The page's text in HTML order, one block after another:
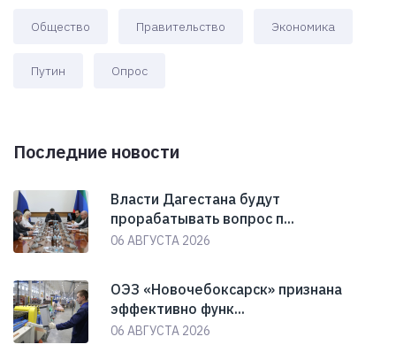
Общество Правительство Экономика
Путин Опрос
Последние новости
Власти Дагестана будут
прорабатывать вопрос п...
06 АВГУСТА 2026
ОЭЗ «Новочебоксарск» признана
эффективно функ...
06 АВГУСТА 2026